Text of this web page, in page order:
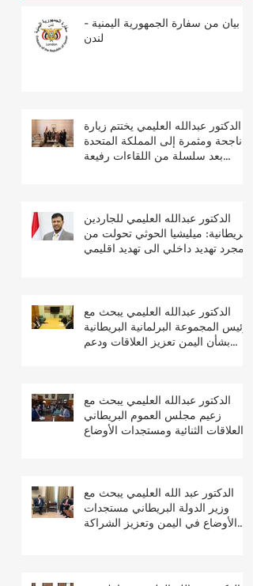
بيان من سفارة الجمهورية اليمنية -
لندن
الدكتور عبدالله العليمي يختتم زيارة
ناجحة ومثمرة إلى المملكة المتحدة
بعد سلسلة من اللقاءات رفيعة
الدكتور عبدالله العليمي للجاردين
البريطانية: ميليشيا الحوثي تحولت من
مجرد تهديد داخلي الى تهديد اقليمي
الدكتور عبدالله العليمي يبحث مع
رئيس المجموعة البرلمانية البريطانية
بشأن اليمن تعزيز العلاقات ودعم
الدكتور عبدالله العليمي يبحث مع
زعيم مجلس العموم البريطاني
العلاقات الثنائية ومستجدات الأوضاع
الدكتور عبد الله العليمي يبحث مع
وزير الدولة البريطاني مستجدات
الأوضاع في اليمن وتعزيز الشراكة